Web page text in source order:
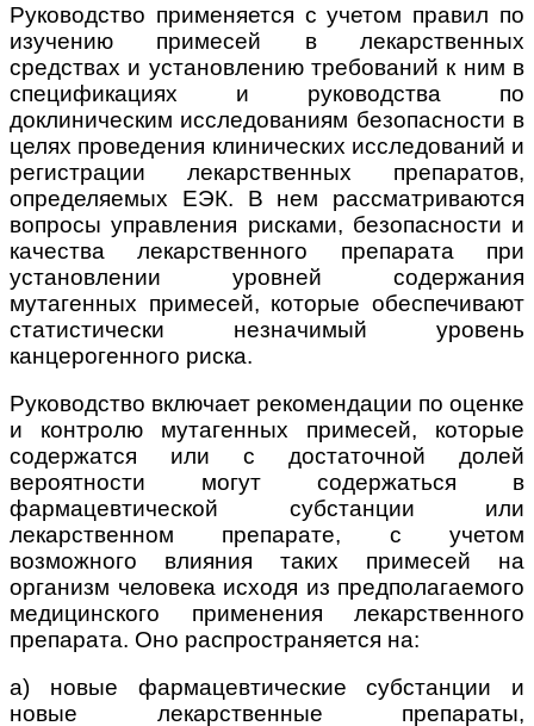
Руководство применяется с учетом правил по
изучению примесей в лекарственных
средствах и установлению требований к ним в
спецификациях и руководства по
доклиническим исследованиям безопасности в
целях проведения клинических исследований и
регистрации лекарственных препаратов,
определяемых ЕЭК. В нем рассматриваются
вопросы управления рисками, безопасности и
качества лекарственного препарата при
установлении уровней содержания
мутагенных примесей, которые обеспечивают
статистически незначимый уровень
канцерогенного риска.
Руководство включает рекомендации по оценке
и контролю мутагенных примесей, которые
содержатся или с достаточной долей
вероятности могут содержаться в
фармацевтической субстанции или
лекарственном препарате, с учетом
возможного влияния таких примесей на
организм человека исходя из предполагаемого
медицинского применения лекарственного
препарата. Оно распространяется на:
а) новые фармацевтические субстанции и
новые лекарственные препараты,